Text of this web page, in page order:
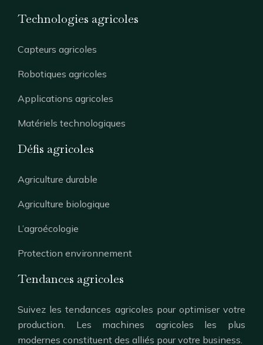
Technologies agricoles
Capteurs agricoles
Robotiques agricoles
Applications agricoles
Matériels technologiques
Défis agricoles
Agriculture durable
Agriculture biologique
L’agroécologie
Protection environnement
Tendances agricoles
Suivez les tendances agricoles pour optimiser votre
production. Les machines agricoles les plus
modernes constituent des alliés pour votre business.